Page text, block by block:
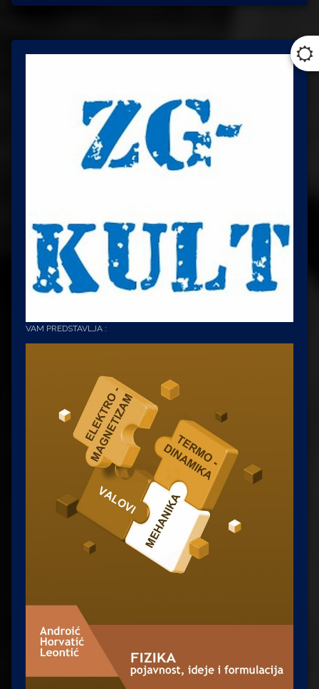
VAM PREDSTAVLJA :